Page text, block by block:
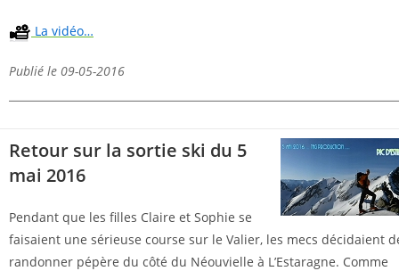
La vidéo…
Publié le 09-05-2016
Retour sur la sortie ski du 5
mai 2016
Pendant que les filles Claire et Sophie se
faisaient une sérieuse course sur le Valier, les mecs décidaient
randonner pépère du côté du Néouvielle à L’Estaragne. Comme